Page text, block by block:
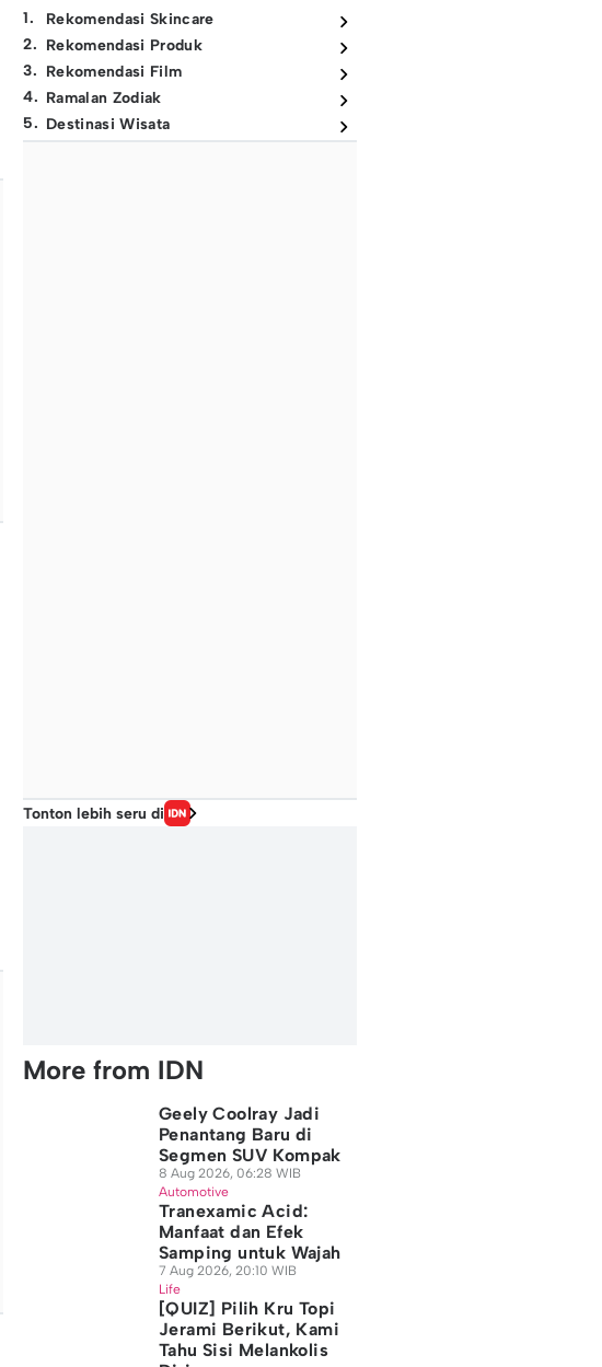
1.
Rekomendasi Skincare
2. Rekomendasi Produk
3. Rekomendasi Film
4. Ramalan Zodiak
5. Destinasi Wisata
Tonton lebih seru di
More from IDN
Geely Coolray Jadi
Penantang Baru di
Segmen SUV Kompak
8 Aug 2026, 06:28 WIB
Automotive
Tranexamic Acid:
Manfaat dan Efek
Samping untuk Wajah
7 Aug 2026, 20:10 WIB
Life
[QUIZ] Pilih Kru Topi
Jerami Berikut, Kami
Tahu Sisi Melankolis